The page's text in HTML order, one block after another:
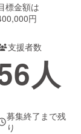
ュニティ
標金額は
円
支援者数
人
募集終了まで残
り